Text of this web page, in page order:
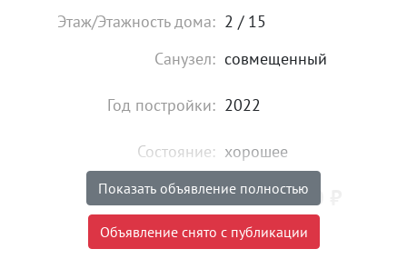
Этаж/Этажность дома: 2 / 15
Санузел: совмещенный
Год постройки: 2022
Состояние: хорошее
Цена: 4 700 000
Объявление снято с публикации
Показать объявление полностью
Объявление снято с публикации